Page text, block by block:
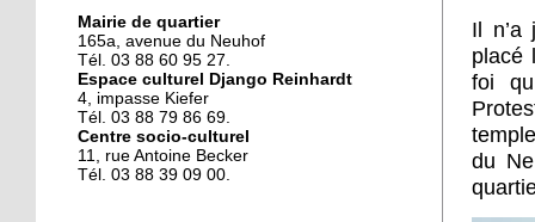
Le vrac s'invite au Neuhof
11 octobre 2018
Les petites filles
chaussent leurs
Mairie de quartier
165a, avenue du Neuhof
Tél. 03 88 60 95 27.
Espace culturel Django Reinhardt
4, impasse Kiefer
Tél. 03 88 79 86 69.
Centre socio-culturel
11, rue Antoine Becker
Tél. 03 88 39 09 00.
Il
placé
foi
du